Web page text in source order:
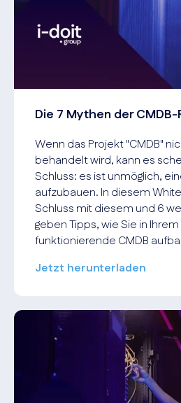
Die 7 Mythen der
Wenn das Projekt "CMDB"
behandelt wird, kann es
Schluss: es ist unmöglich,
aufzubauen. In diesem
Schluss mit diesem und 6
geben Tipps, wie Sie in
funktionierende CMDB
Jetzt herunterladen